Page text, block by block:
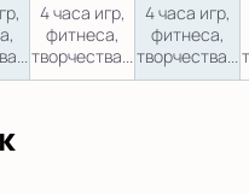
4 часа игр,
фитнеса,
творчества...
4 часа игр,
фитнеса,
творчества...